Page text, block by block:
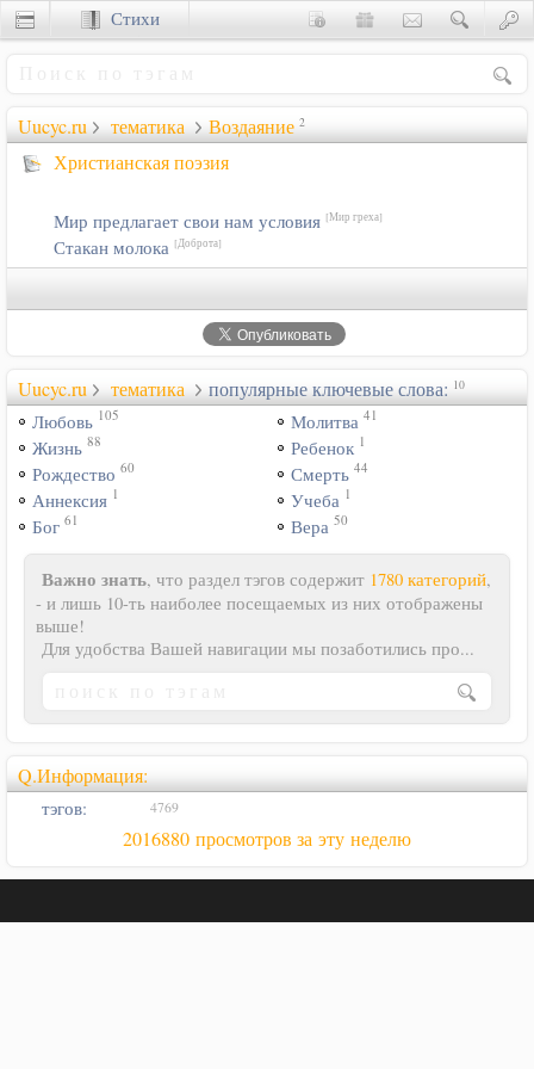
Uucyc.ru тематика Воздаяние 2
Христианская поэзия
Мир предлагает свои нам условия [Мир греха]
Стакан молока [Доброта]
Uucyc.ru тематика популярные ключевые слова: 10
Любовь 105
Жизнь 88
Рождество 60
Аннексия 1
Бог 61
Молитва 41
Ребенок 1
Смерть 44
Учеба 1
Вера 50
Важно знать, что раздел тэгов содержит 1780 категорий,
- и лишь 10-ть наиболее посещаемых из них отображены
выше!
Для удобства Вашей навигации мы позаботились про...
Q.Информация:
тэгов: 4769
2016880 просмотров за эту неделю
Стихи